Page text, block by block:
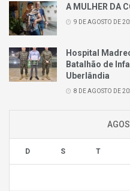
A MULHER DA
9 DE AGOSTO DE
Hospital
Batalhão de
Uberlândia
8 DE AGOSTO DE
D S T